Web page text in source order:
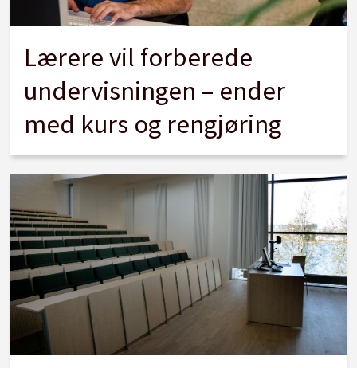
Lærere vil forberede
undervisningen – ender
med kurs og rengjøring